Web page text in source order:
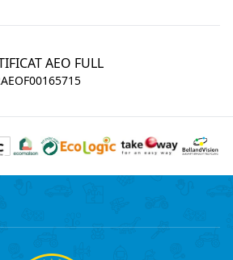
AEO FULL